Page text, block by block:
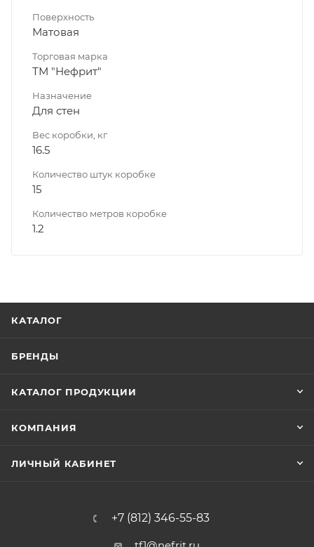
Поверхность
Матовая
Торговая марка
ТМ "Нефрит"
Назначение
Для стен
Вес коробки, кг
16.5
Количество штук коробке
15
Количество метров коробке
1.2
КАТАЛОГ
БРЕНДЫ
КАТАЛОГ ПРОДУКЦИИ
КОМПАНИЯ
ЛИЧНЫЙ КАБИНЕТ
+7 (812) 346-55-83